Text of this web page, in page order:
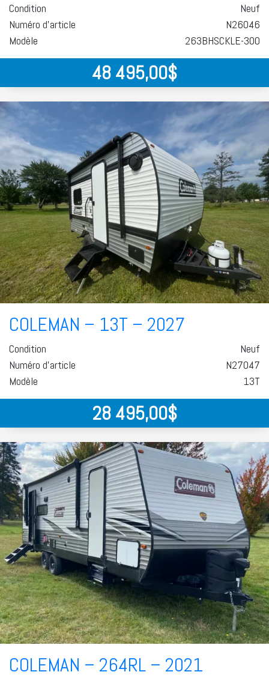
Condition
Neuf
Numéro d'article
N26046
Modèle
263BHSCKLE-300
48 495,00$
COLEMAN – 13T – 2027
Condition
Neuf
Numéro d'article
N27047
Modèle
13T
28 495,00$
COLEMAN – 264RL – 2021